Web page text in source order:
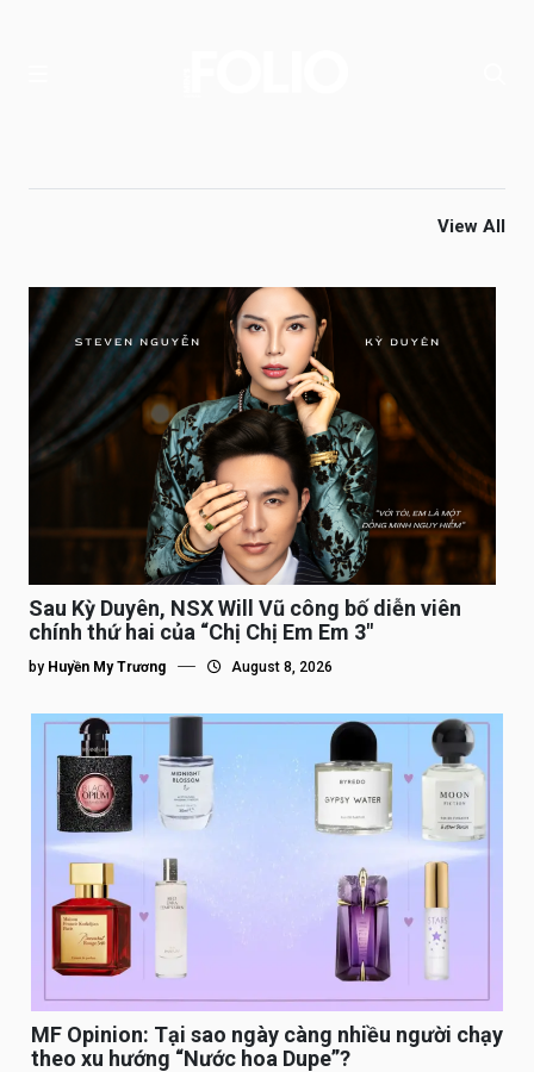
View All
Sau Kỳ Duyên, NSX Will Vũ công bố diễn viên
chính thứ hai của “Chị Chị Em Em 3″
by Huyền My Trương August 8, 2026
MF Opinion: Tại sao ngày càng nhiều người chạy
theo xu hướng “Nước hoa Dupe”?